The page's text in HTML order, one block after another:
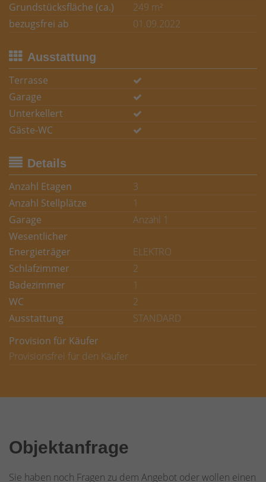
Grundstücksfläche (ca.)
249 m²
bezugsfrei ab
01.09.2022
Ausstattung
Terrasse
Garage
Unterkellert
Gäste-WC
Details
Anzahl Etagen
3
Anzahl Stellplätze
1
Garage
Anzahl 1
Wesentlicher
Energieträger
ELEKTRO
Schlafzimmer
2
Badezimmer
1
WC
2
Ausstattung
STANDARD
Provision für Käufer
Provisionsfrei für den Käufer
Objektanfrage
Sie haben noch Fragen zu dem Angebot oder wollen einen